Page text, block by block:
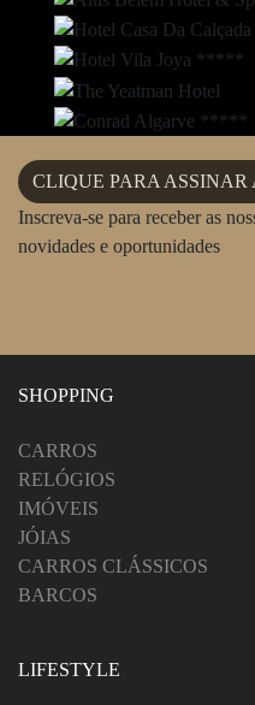
CLIQUE PARA ASSINAR
Inscreva-se para receber as
novidades e oportunidades
SHOPPING
CARROS
RELÓGIOS
IMÓVEIS
JÓIAS
CARROS CLÁSSICOS
BARCOS
LIFESTYLE